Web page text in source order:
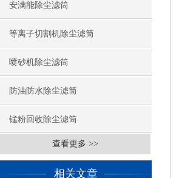
安满能除尘滤筒
等离子切割机除尘滤筒
喷砂机除尘滤筒
防油防水除尘滤筒
锰粉回收除尘滤筒
查看更多 >>
相关文章